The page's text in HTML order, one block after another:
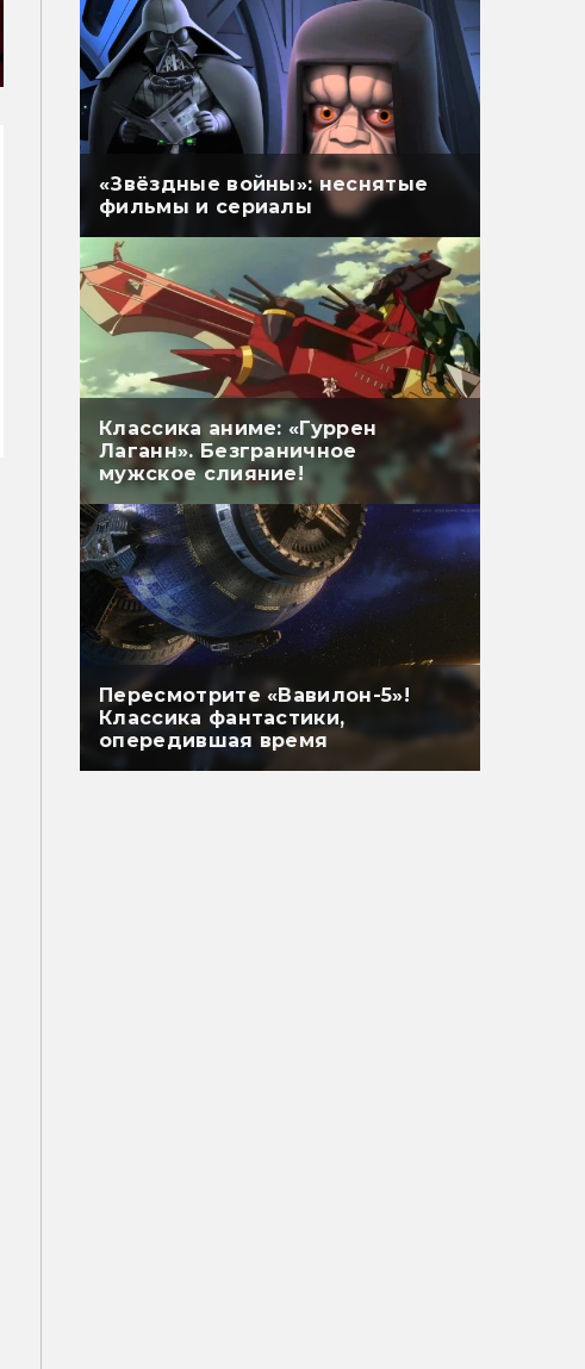
«Звёздные войны»: неснятые
фильмы и сериалы
Классика аниме: «Гуррен
Лаганн». Безграничное
мужское слияние!
Пересмотрите «Вавилон-5»!
Классика фантастики,
опередившая время